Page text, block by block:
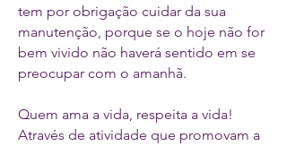
tem por obrigação cuidar da sua
manutenção, porque se o hoje não for
bem vivido não haverá sentido em se
preocupar com o amanhã.
Quem ama a vida, respeita a vida!
Através de atividade que promovam a